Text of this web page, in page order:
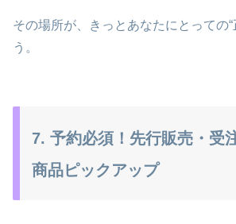
その場所が、きっとあなたにとっての“
う。
7. 予約必須！先行販売・受
商品ピックアップ